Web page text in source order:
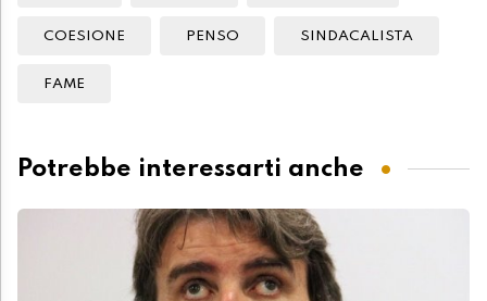
COESIONE PENSO SINDACALISTA
FAME
Potrebbe interessarti anche